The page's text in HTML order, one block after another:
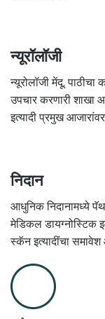
न्यूरॉलॉजी
न्यूरोलॉजी मेंदू, पाठीचा
उपचार करणारी शाखा
इत्यादी प्रमुख
निदान
आधुनिक निदानामध्ये
मेडिकल डायग्नोस्टिक
स्कॅन इत्यादींचा